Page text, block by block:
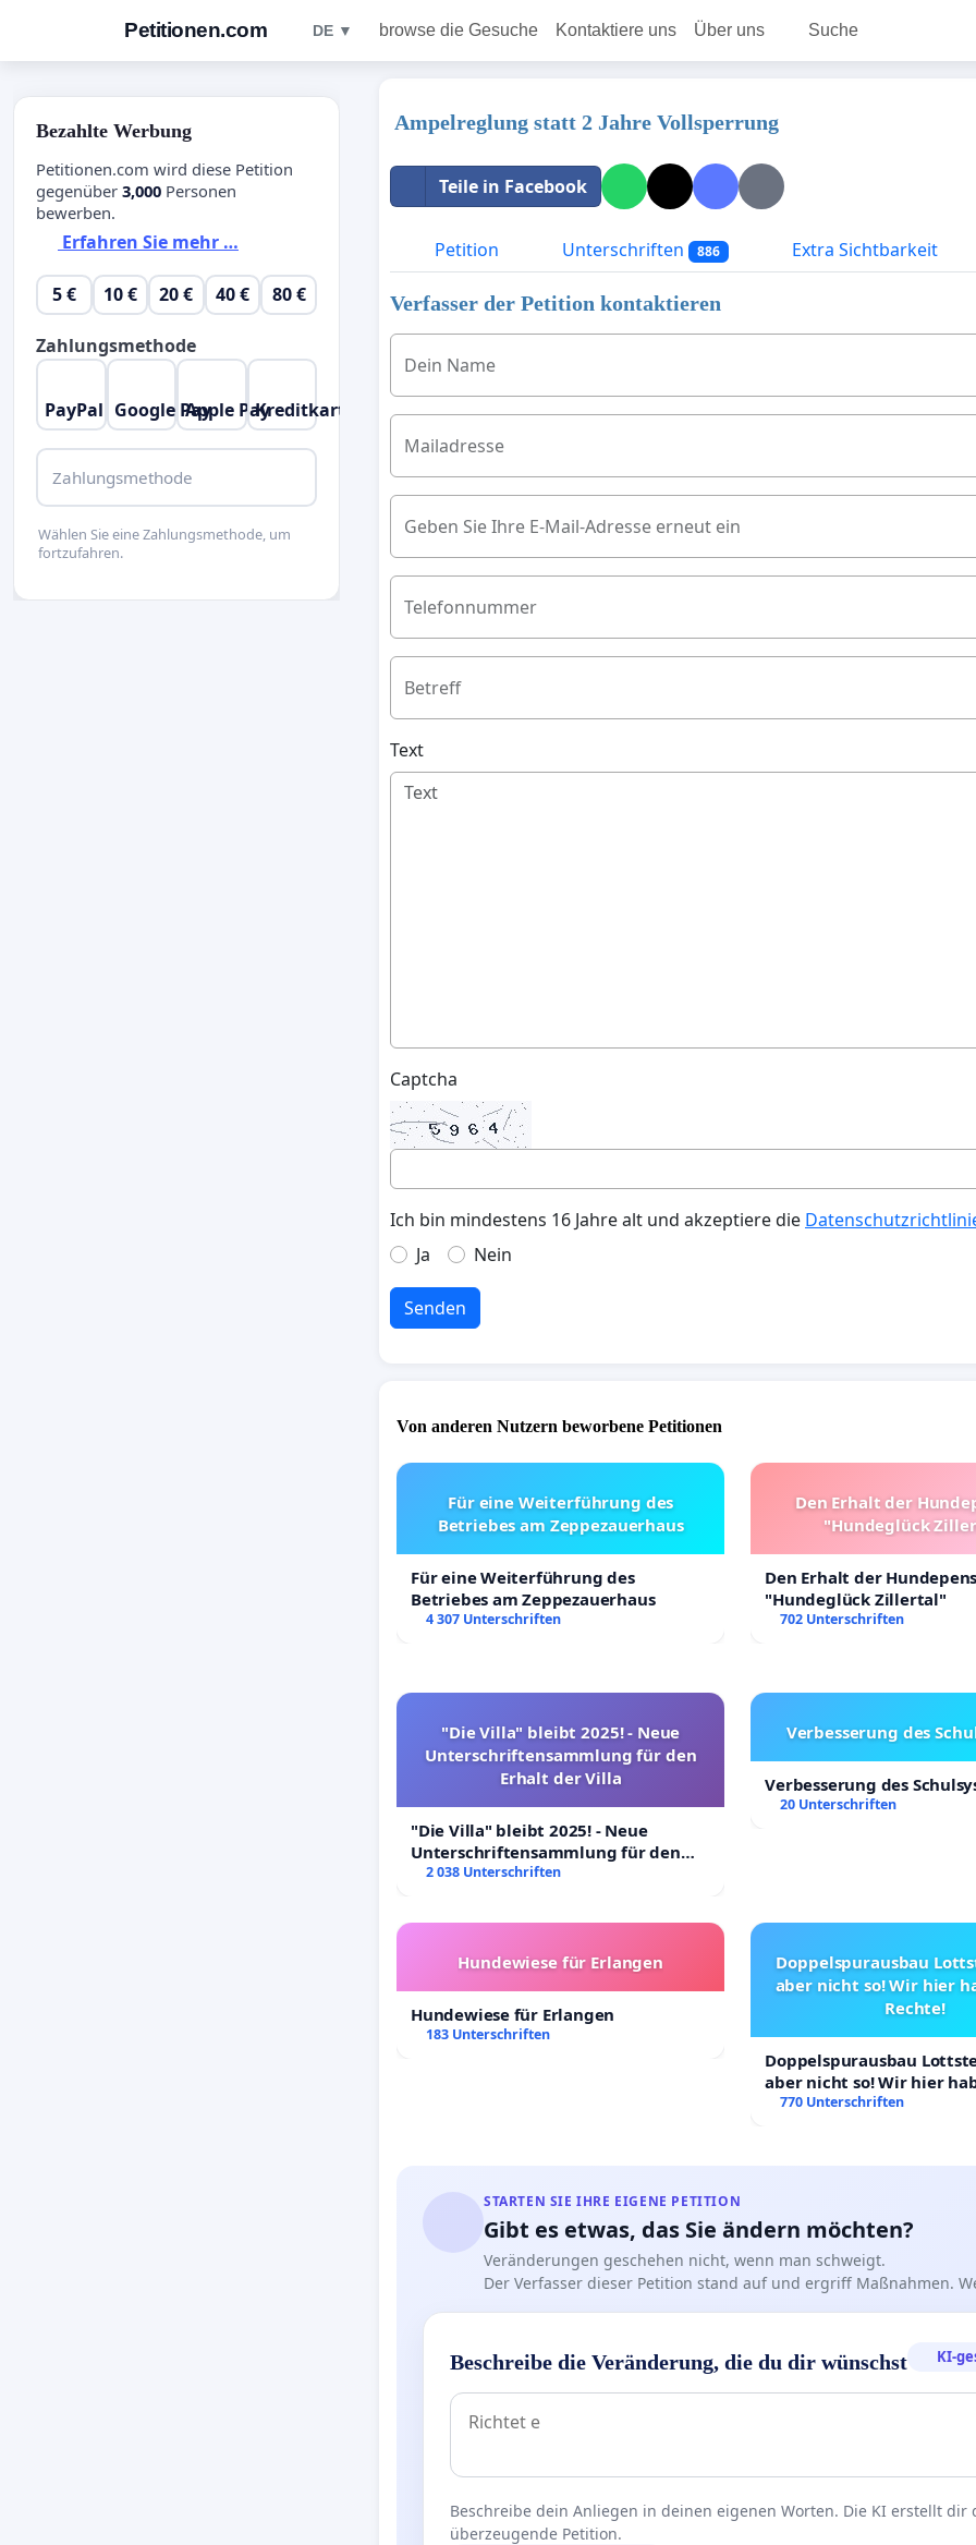
Petitionen.com DE ▼ browse die Gesuche Kontaktiere uns Über uns Suche
Ampelreglung statt 2 Jahre Vollsperrung
Teile in Facebook
Petition Unterschriften 886 Extra Sichtbarkeit
Verfasser der Petition kontaktieren
Dein Name
Mailadresse
Geben Sie Ihre E-Mail-Adresse erneut ein
Telefonnummer
Betreff
Text
Captcha
Ich bin mindestens 16 Jahre alt und akzeptiere die
Ja
Nein
Senden
Von anderen Nutzern beworbene Petitionen
Für eine Weiterführung des
Betriebes am Zeppezauerhaus
Für eine Weiterführung des
Betriebes am Zeppezauerhaus
4 307 Unterschriften
Den Erhalt der
"Hundeglück
Den Erhalt der
"Hundeglück Zillertal"
702 Unterschriften
"Die Villa" bleibt 2025! - Neue
Unterschriftensammlung für den
Erhalt der Villa
"Die Villa" bleibt 2025! - Neue
Unterschriftensammlung für den
Erhalt der Villa
2 038 Unterschriften
Verbesserung des
Verbesserung des
20 Unterschriften
Hundewiese für Erlangen
Hundewiese für Erlangen
183 Unterschriften
Doppelspurausbau
aber nicht so! Wir hier
Rechte!
Doppelspurausbau
aber nicht so! Wir hier
Rechte!
770 Unterschriften
STARTEN SIE IHRE EIGENE PETITION
Gibt es etwas, das Sie ändern möchten?
Veränderungen geschehen nicht, wenn man schweigt.
Der Verfasser dieser Petition stand auf und ergriff Maßnahmen.
Beschreibe die Veränderung, die du dir wünschst KI-
Beschreibe dein Anliegen in deinen eigenen Worten. Die KI erstellt dir
überzeugende Petition.
Bezahlte Werbung
Petitionen.com wird diese Petition
gegenüber 3,000 Personen
bewerben.
Erfahren Sie mehr …
5 € 10 € 20 € 40 € 80 €
Zahlungsmethode
PayPal Google PayApple PayKreditkarte
Zahlungsmethode
Wählen Sie eine Zahlungsmethode, um
fortzufahren.